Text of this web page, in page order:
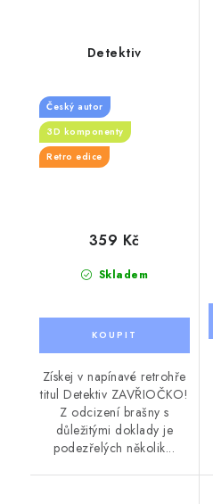
Detektiv
Český autor
3D komponenty
Retro edice
Skladem
359 Kč
Získej v napínavé retrohře
titul Detektiv ZAVŘIOČKO!
Z odcizení brašny s
důležitými doklady je
podezřelých několik...